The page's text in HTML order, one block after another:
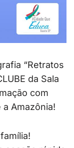
“Retratos
da Sala
com
Amazônia!